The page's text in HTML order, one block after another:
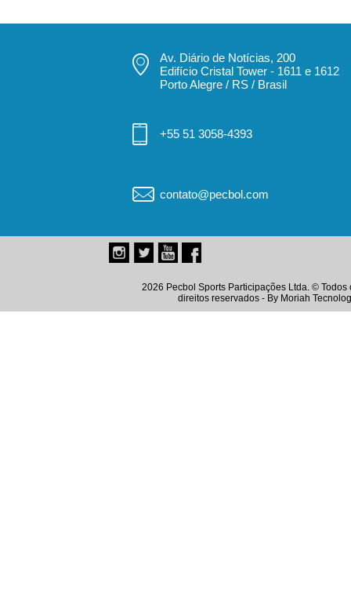
Av. Diário de Notícias, 200
Edifício Cristal Tower - 1611 e 1612
Porto Alegre / RS / Brasil
+55 51 3058-4393
contato@pecbol.com
2026 Pecbol Sports Participações Ltda. © Todos
direitos reservados - By Moriah